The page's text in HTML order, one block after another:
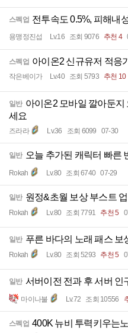
스펙업 전투속도 0.5%, 피해내
용맹정진섭 Lv.16 조회 9076 추천 4
스펙업 아이온2 신규유저 적응
작은베이가 Lv.40 조회 5793 추천 10
일반 아이온2 모바일 깔아둔지
세요
즈라라 Lv.36 조회 6099 07-30
일반 오늘 추가된 캐릭터 빠른
Rokah Lv.80 조회 6740 07-29
일반 원정&초월 보상 부스트
Rokah Lv.80 조회 7791 추천 5
일반 푸른 바다의 노래 패스 보
Rokah Lv.80 조회 5293 추천 5
일반 서버이전 전과 후 서버 인
마이나불 Lv.72 조회 10556
스펙업 400K 뉴비 투력키우는